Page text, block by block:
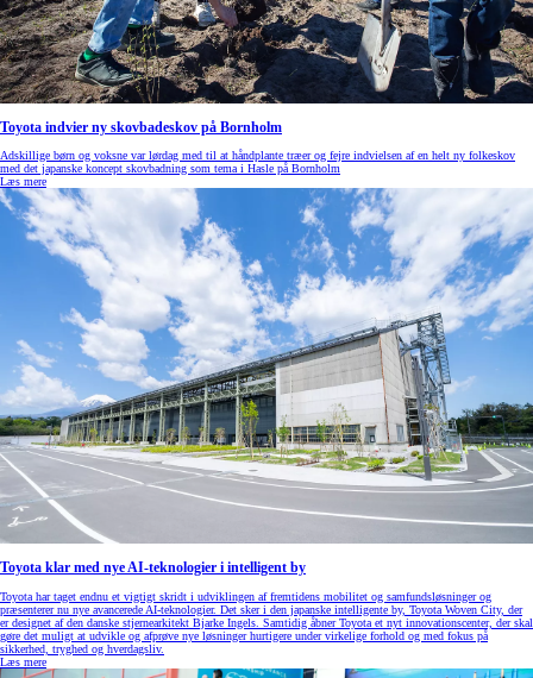
Toyota indvier ny skovbadeskov på Bornholm
Adskillige børn og voksne var lørdag med til at håndplante træer og fejre indvielsen af en helt ny folkeskov
med det japanske koncept skovbadning som tema i Hasle på Bornholm
Læs mere
Toyota klar med nye AI-teknologier i intelligent by
Toyota har taget endnu et vigtigt skridt i udviklingen af fremtidens mobilitet og samfundsløsninger og
præsenterer nu nye avancerede AI-teknologier. Det sker i den japanske intelligente by, Toyota Woven City, der
er designet af den danske stjernearkitekt Bjarke Ingels. Samtidig åbner Toyota et nyt innovationscenter, der skal
gøre det muligt at udvikle og afprøve nye løsninger hurtigere under virkelige forhold og med fokus på
sikkerhed, tryghed og hverdagsliv.
Læs mere